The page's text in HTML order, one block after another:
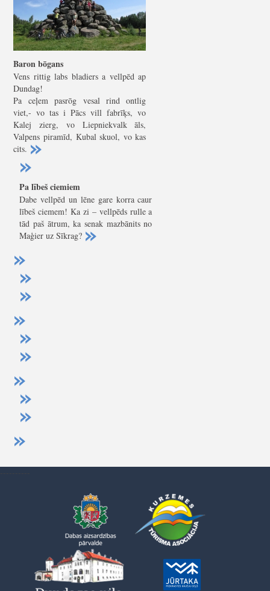
Baron bōgans
Vens rittig labs bladiers a vellpēd ap
Dundag!
Pa ceļem pasrōg vesal rind ontlig
viet,- vo tas i Pācs vill fabrīķs, vo
Kalej zierg, vo Liepniekvalk āls,
Valpens piramīd, Kubal skuol, vo kas
cits.
Pa lībeš ciemiem
Dabe vellpēd un lēne gare korra caur
lībeš ciemem! Ka zi – vellpēds rulle a
tād paš ātrum, ka senak mazbānits no
Maģier uz Sīkrag?